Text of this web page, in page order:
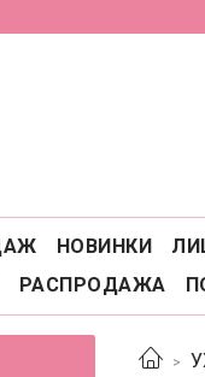
НОВИНКИ
РАСПРОДАЖА